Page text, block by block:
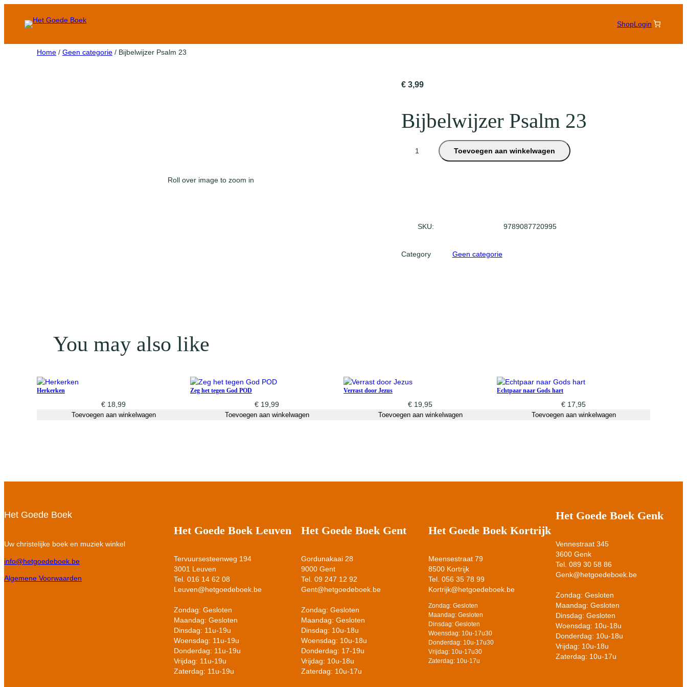
ShopLogin
Home / Geen categorie / Bijbelwijzer Psalm 23
Roll over image to zoom in
€3,99
Bijbelwijzer Psalm 23
z
a
t
Toevoegen aan winkelwagen
SKU: 9789087720995
Category Geen categorie
You may also like
Herkerken
€ 18,99
Toevoegen aan winkelwagen
Zeg het tegen God POD
€ 19,99
Toevoegen aan winkelwagen
Verrast door Jezus
€ 19,95
Toevoegen aan winkelwagen
Echtpaar naar Gods hart
€ 17,95
Toevoegen aan winkelwagen
Het Goede Boek
Uw christelijke boek en muziek winkel
info@hetgoedeboek.be
Algemene Voorwaarden
Het Goede Boek Leuven
Tervuursesteenweg 194
3001 Leuven
Tel. 016 14 62 08
Leuven@hetgoedeboek.be
Zondag: Gesloten
Maandag: Gesloten
Dinsdag: 11u-19u
Woensdag: 11u-19u
Donderdag: 11u-19u
Vrijdag: 11u-19u
Zaterdag: 11u-19u
Het Goede Boek Gent
Gordunakaai 28
9000 Gent
Tel. 09 247 12 92
Gent@hetgoedeboek.be
Zondag: Gesloten
Maandag: Gesloten
Dinsdag: 10u-18u
Woensdag: 10u-18u
Donderdag: 17-19u
Vrijdag: 10u-18u
Zaterdag: 10u-17u
Het Goede Boek Kortrijk
Meensestraat 79
8500 Kortrijk
Tel. 056 35 78 99
Kortrijk@hetgoedeboek.be
Zondag: Gesloten
Maandag: Gesloten
Dinsdag: Gesloten
Woensdag: 10u-17u30
Donderdag: 10u-17u30
Vrijdag: 10u-17u30
Zaterdag: 10u-17u
Het Goede Boek Genk
Vennestraat 345
3600 Genk
Tel. 089 30 58 86
Genk@hetgoedeboek.be
Zondag: Gesloten
Maandag: Gesloten
Dinsdag: Gesloten
Woensdag: 10u-18u
Donderdag: 10u-18u
Vrijdag: 10u-18u
Zaterdag: 10u-17u